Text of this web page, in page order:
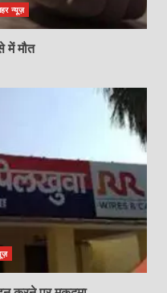
न्यूज़
में मौत